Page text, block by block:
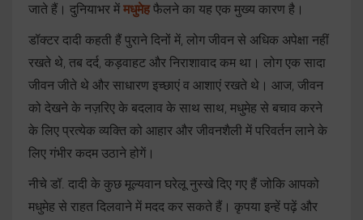
जाते हैं। दुनियाभर में मधुमेहफैलने का यह एक मुख्य कारण है।
डॉक्टर दादी कहती हैं पुराने दिनों में, लोग जीवन से अधिक अपेक्षा नहीं
रखते थे, तब दर्द, कड़वाहट और निराशावाद कम था। लोग एक सादा
जीवन जीते थे और साधारण इच्छाएं व आशाएं रखते थे। आज, जीवन
को देखने के नज़रिए के बदलाव के साथ साथ, मधुमेह से बचाव करने
के लिए प्रत्येक व्यक्ति को आहार और जीवनशैली में परिवर्तन लाने के
लिए गंभीर कदम उठाने होगें।
नीचे डॉ. दादी के कुछ मूल्यवान घरेलू नुस्खे दिए गए हैं जोकि आपको
मधुमेह से राहत दिलवाने में मदद कर सकते हैं। कृपया इन्हें पढ़ें और